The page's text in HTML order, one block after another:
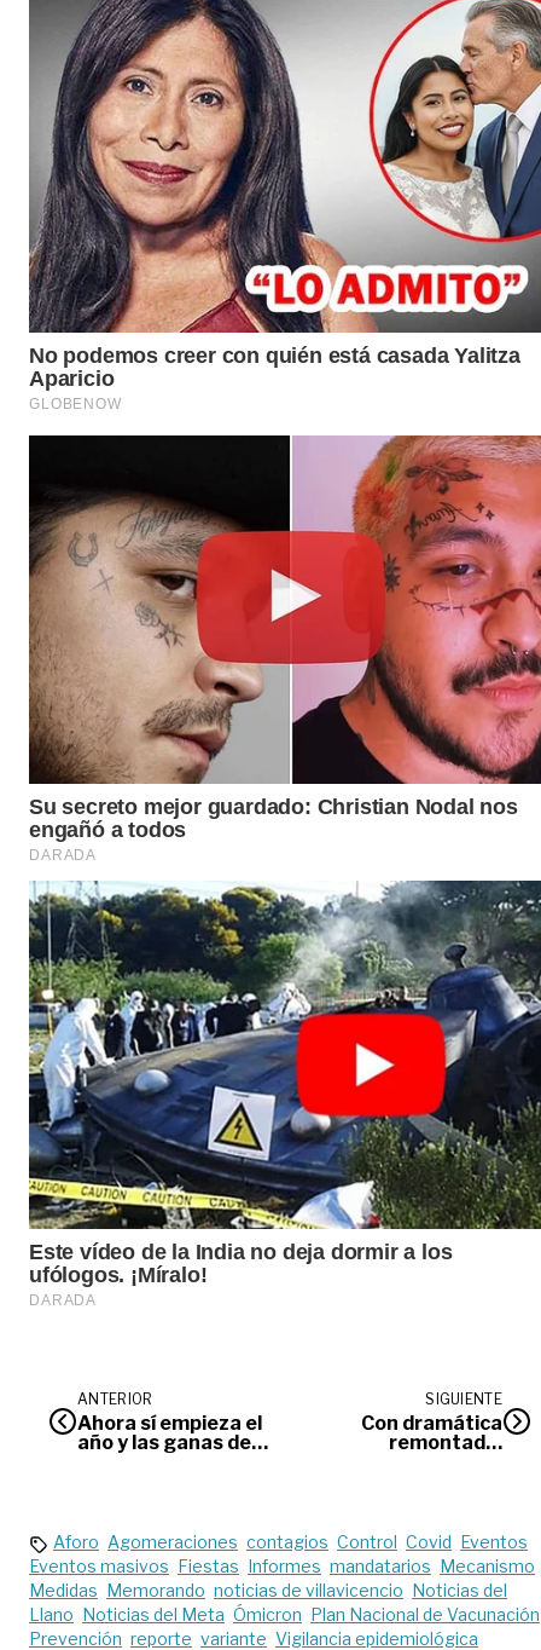
ANTERIOR
Ahora sí empieza el
año y las ganas de
SIGUIENTE
Con dramática
remontada,
Aforo Agomeraciones contagios Control Covid
Eventos
Eventos masivos
Fiestas Informes mandatarios
Mecanismo
Medidas
Memorando noticias de villavicencio
Noticias del
Llano
Noticias del Meta Ómicron
Plan Nacional de Vacunación
Prevención reporte variante Vigilancia epidemiológica